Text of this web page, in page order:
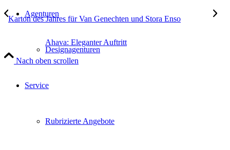
Agenturen
Designagenturen
Service
Rubrizierte Angebote
Karton des Jahres für Van Genechten und Stora Enso
Ahava: Eleganter Auftritt
Nach oben scrollen